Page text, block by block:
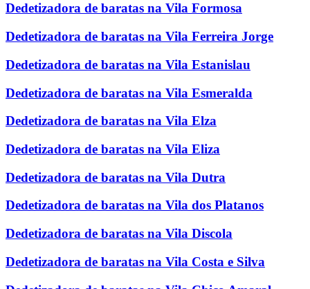
Dedetizadora de baratas na Vila Formosa
Dedetizadora de baratas na Vila Ferreira Jorge
Dedetizadora de baratas na Vila Estanislau
Dedetizadora de baratas na Vila Esmeralda
Dedetizadora de baratas na Vila Elza
Dedetizadora de baratas na Vila Eliza
Dedetizadora de baratas na Vila Dutra
Dedetizadora de baratas na Vila dos Platanos
Dedetizadora de baratas na Vila Discola
Dedetizadora de baratas na Vila Costa e Silva